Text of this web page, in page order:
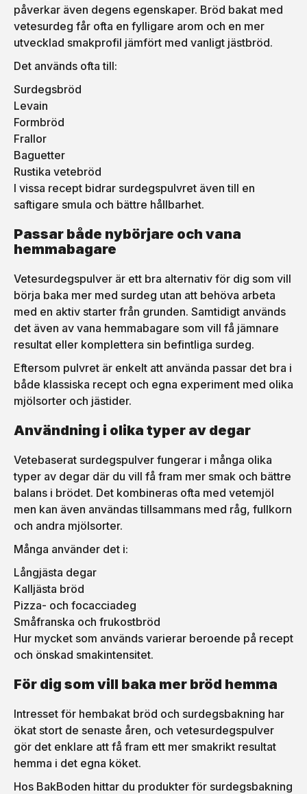
påverkar även degens egenskaper. Bröd bakat med
vetesurdeg får ofta en fylligare arom och en mer
utvecklad smakprofil jämfört med vanligt jästbröd.
Det används ofta till:
Surdegsbröd
Levain
Formbröd
Frallor
Baguetter
Rustika vetebröd
I vissa recept bidrar surdegspulvret även till en
saftigare smula och bättre hållbarhet.
Passar både nybörjare och vana
hemmabagare
Vetesurdegspulver är ett bra alternativ för dig som vill
börja baka mer med surdeg utan att behöva arbeta
med en aktiv starter från grunden. Samtidigt används
det även av vana hemmabagare som vill få jämnare
resultat eller komplettera sin befintliga surdeg.
Eftersom pulvret är enkelt att använda passar det bra i
både klassiska recept och egna experiment med olika
mjölsorter och jästider.
Användning i olika typer av degar
Vetebaserat surdegspulver fungerar i många olika
typer av degar där du vill få fram mer smak och bättre
balans i brödet. Det kombineras ofta med vetemjöl
men kan även användas tillsammans med råg, fullkorn
och andra mjölsorter.
Många använder det i:
Långjästa degar
Kalljästa bröd
Pizza- och focacciadeg
Småfranska och frukostbröd
Hur mycket som används varierar beroende på recept
och önskad smakintensitet.
För dig som vill baka mer bröd hemma
Intresset för hembakat bröd och surdegsbakning har
ökat stort de senaste åren, och vetesurdegspulver
gör det enklare att få fram ett mer smakrikt resultat
hemma i det egna köket.
Hos BakBoden hittar du produkter för surdegsbakning